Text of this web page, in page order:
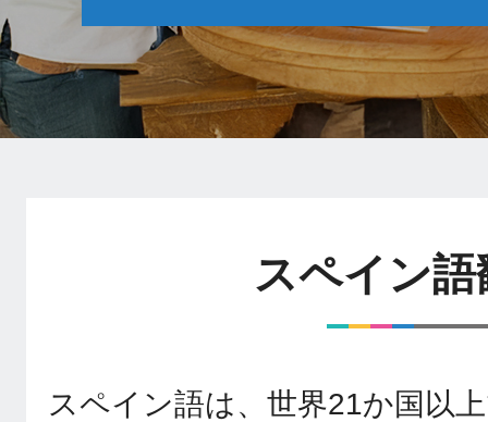
スペイン語
スペイン語は、世界21か国以